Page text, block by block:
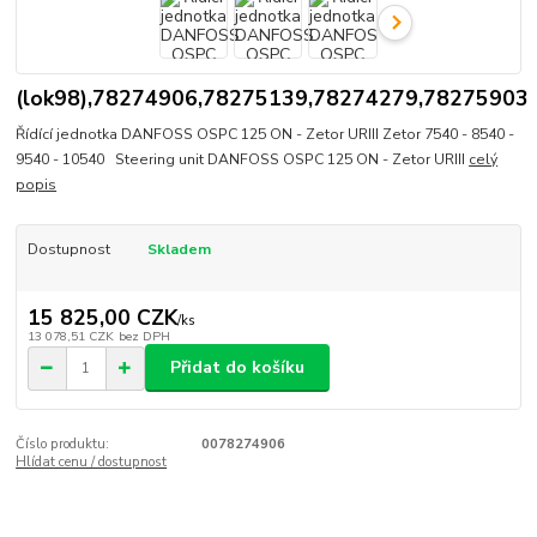
(lok98),78274906,78275139,78274279,78275903
Řídící jednotka DANFOSS OSPC 125 ON - Zetor URIII Zetor 7540 - 8540 -
9540 - 10540 Steering unit DANFOSS OSPC 125 ON - Zetor URIII celý
popis
Dostupnost Skladem
15 825,00 CZK/ks
13 078,51 CZK bez DPH
Přidat do košíku
Číslo produktu:
0078274906
Hlídat cenu / dostupnost